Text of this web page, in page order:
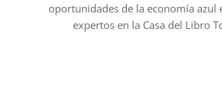
oportunidades de la economía azul
expertos en la Casa del Libro